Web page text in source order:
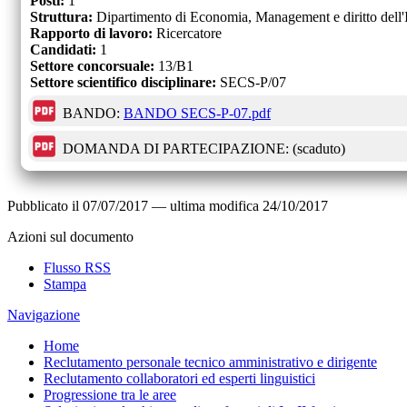
Struttura: Dipartimento di Economia, Management e diritto
Rapporto di lavoro: Ricercatore
Candidati: 1
Settore concorsuale: 13/B1
Settore scientifico disciplinare: SECS-P/07
BANDO: BANDO SECS-P-07.pdf
DOMANDA DI PARTECIPAZIONE: (scaduto)
Pubblicato il 07/07/2017 — ultima modifica 24/10/2017
Azioni sul documento
Flusso RSS
Stampa
Navigazione
Home
Reclutamento personale tecnico amministrativo e dirigente
Reclutamento collaboratori ed esperti linguistici
Progressione tra le aree